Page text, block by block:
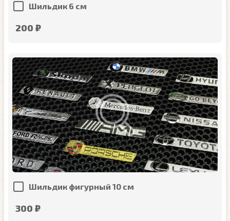
Шильдик 6 см
200 ₽
Шильдик фигурный 10 см
300 ₽